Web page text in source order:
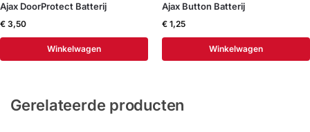
Ajax DoorProtect Batterij
€ 3,50
Winkelwagen
Ajax Button Batterij
€ 1,25
Winkelwagen
Gerelateerde producten